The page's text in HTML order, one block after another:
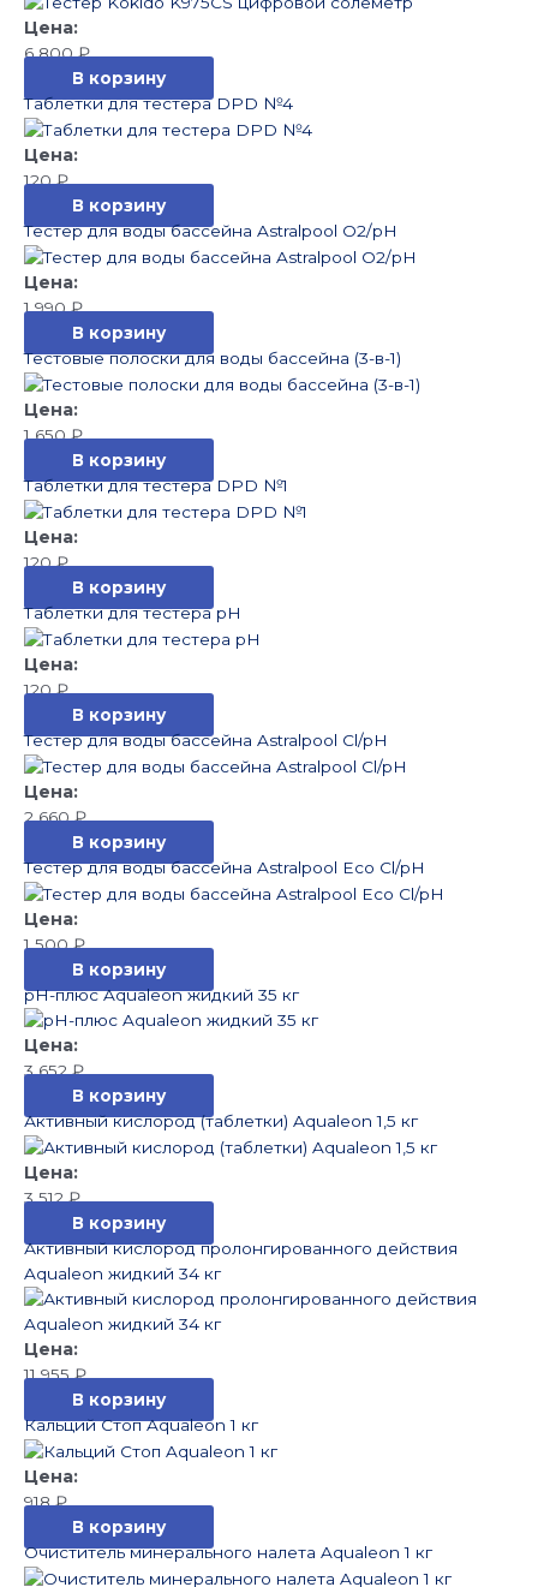
6 800₽
В корзину
Таблетки для тестера DPD №4
120₽
В корзину
Тестер для воды бассейна Astralpool О2/pH
1 990₽
В корзину
Тестовые полоски для воды бассейна (3-в-1)
1 650₽
В корзину
Таблетки для тестера DPD №1
120₽
В корзину
Таблетки для тестера pH
120₽
В корзину
Тестер для воды бассейна Astralpool Cl/pH
2 660₽
В корзину
Тестер для воды бассейна Astralpool Eco Cl/pH
1 500₽
В корзину
pH-плюс Aqualeon жидкий 35 кг
3 652₽
В корзину
Активный кислород (таблетки) Aqualeon 1,5 кг
3 512₽
В корзину
Активный кислород пролонгированного действия
Aqualeon жидкий 34 кг
11 955₽
В корзину
Кальций Стоп Aqualeon 1 кг
918₽
В корзину
Очиститель минерального налета Aqualeon 1 кг